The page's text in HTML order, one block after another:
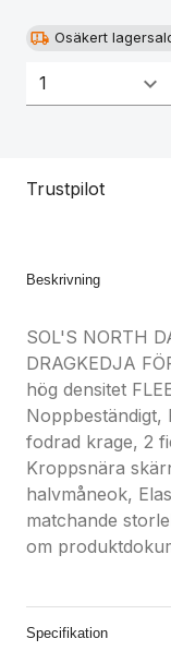
Osäkert
Trustpilot
Beskrivning
SOL'S NORTH
DRAGKEDJA
hög densitet
Noppbeständigt,
fodrad krage, 2
Kroppsnära
halvmåneok,
matchande
om
Specifikation